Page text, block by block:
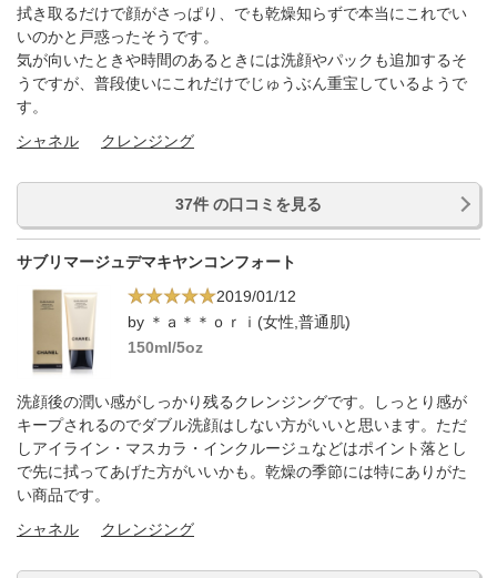
拭き取るだけで顔がさっぱり、でも乾燥知らずで本当にこれでい
いのかと戸惑ったそうです。
気が向いたときや時間のあるときには洗顔やパックも追加するそ
うですが、普段使いにこれだけでじゅうぶん重宝しているようで
す。
シャネル
クレンジング
37件 の口コミを見る
サブリマージュデマキヤンコンフォート
2019/01/12
by ＊ａ＊＊ｏｒｉ(女性,普通肌)
150ml/5oz
洗顔後の潤い感がしっかり残るクレンジングです。しっとり感が
キープされるのでダブル洗顔はしない方がいいと思います。ただ
しアイライン・マスカラ・インクルージュなどはポイント落とし
で先に拭ってあげた方がいいかも。乾燥の季節には特にありがた
い商品です。
シャネル
クレンジング